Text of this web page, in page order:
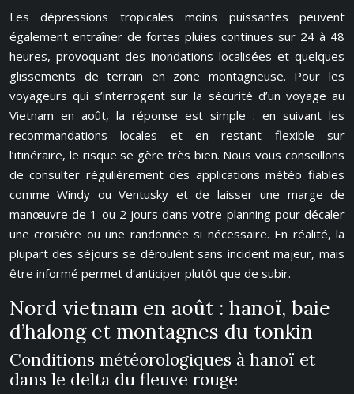
Les dépressions tropicales moins puissantes peuvent
également entraîner de fortes pluies continues sur 24 à 48
heures, provoquant des inondations localisées et quelques
glissements de terrain en zone montagneuse. Pour les
voyageurs qui s’interrogent sur la sécurité d’un voyage au
Vietnam en août, la réponse est simple : en suivant les
recommandations locales et en restant flexible sur
l’itinéraire, le risque se gère très bien. Nous vous conseillons
de consulter régulièrement des applications météo fiables
comme Windy ou Ventusky et de laisser une marge de
manœuvre de 1 ou 2 jours dans votre planning pour décaler
une croisière ou une randonnée si nécessaire. En réalité, la
plupart des séjours se déroulent sans incident majeur, mais
être informé permet d’anticiper plutôt que de subir.
Nord vietnam en août : hanoï, baie
d’halong et montagnes du tonkin
Conditions météorologiques à hanoï et
dans le delta du fleuve rouge